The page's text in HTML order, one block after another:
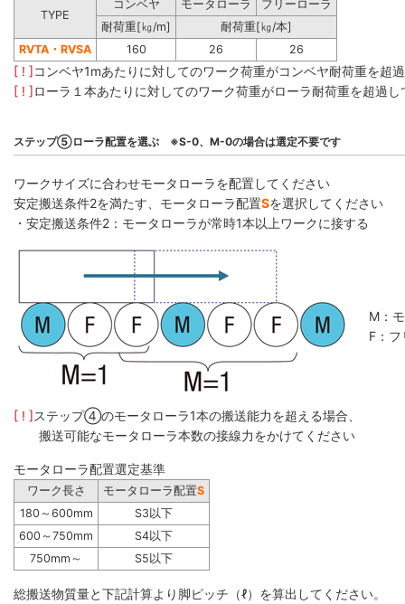
TYPE
コンベヤ モータローラ
フリーローラ
耐荷重[㎏/m]
耐荷重[㎏/本]
RVTA・RVSA
160 26 26
[ ! ]コンベヤ1mあたりに対してのワーク荷重がコンベヤ耐荷重を超
[ ! ]ローラ１本あたりに対してのワーク荷重がローラ耐荷重を超過
ステップ⑤ローラ配置を選ぶ ※S-0、M-0の場合は選定不要です
ワークサイズに合わせモータローラを配置してください
安定搬送条件2を満たす、モータローラ配置Sを選択してください
・安定搬送条件2：モータローラが常時1本以上ワークに接する
M：
F：
[ ! ]ステップ④のモータローラ1本の搬送能力を超える場合、
搬送可能なモータローラ本数の接線力をかけてください
モータローラ配置選定基準
ワーク長さ モータローラ配置S
180～600mm
S3以下
600～750mm
S4以下
750mm～
S5以下
総搬送物質量と下記計算より脚ピッチ（ℓ）を算出してください。